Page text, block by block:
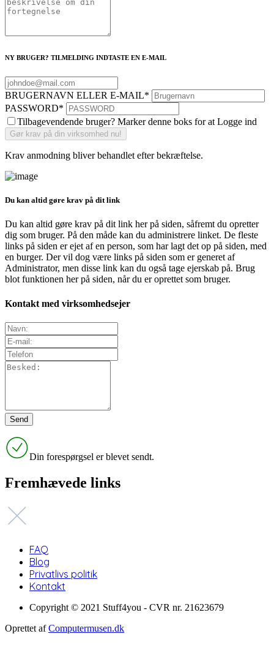
NY BRUGER? TILMELDING INDTASTE EN E-MAIL
BRUGERNAVN ELLER E-MAIL*
PASSWORD*
Tilbagevendende bruger? Marker denne boks for at Logge ind
Krav anmodning bliver behandlet efter bekræftelse.
Du kan altid gøre krav på dit link
Du kan altid gøre krav på dit link her på siden, såfremt du opretter
dig som bruger. På den måde kan du administrere linket. De fleste
links på siden er ejet af en person, som har lagt det op på siden, med
en burger. Der vil dog være links på siden som er generet af
Administrator, men disse link kan du også tage ejerskab på. Brug
blot funktionen her på siden, når du er oprettet som bruger.
Kontakt med virksomhedsejer
Din forespørgsel er blevet sendt.
Fremhævede links
FAQ
Blog
Privatlivs politik
Kontakt
Copyright © 2021 Stuff4you - CVR nr. 21623679
Oprettet afComputermusen.dk